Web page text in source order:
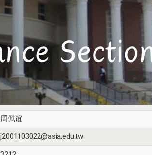
周佩谊
j2001103022@asia.edu.tw